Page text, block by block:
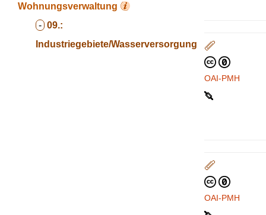
Wohnungsverwaltung
- 09.:
Industriegebiete/Wasserversorgung
OAI-PMH
OAI-PMH